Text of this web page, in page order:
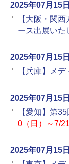
2025年07月15日
【大阪・関
ース出展いた
2025年07月15日
【兵庫】メ
2025年07月15日
【愛知】第
0（日）～7/21
2025年07月15日